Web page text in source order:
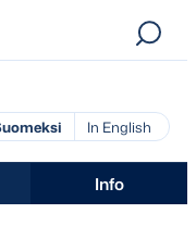
In English
Info